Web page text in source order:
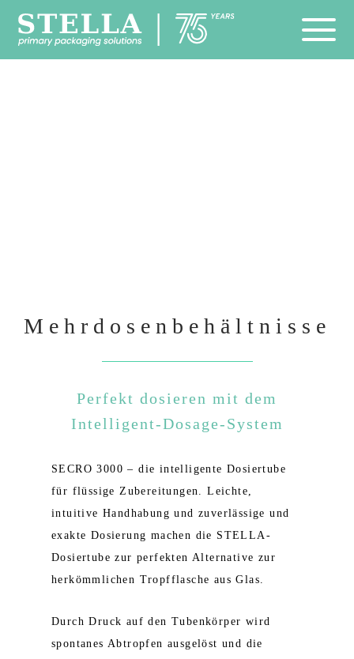
Mehrdosenbehältnisse
Perfekt dosieren mit dem
Intelligent-Dosage-System
SECRO 3000 – die intelligente Dosiertube
für flüssige Zubereitungen. Leichte,
intuitive Handhabung und zuverlässige und
exakte Dosierung machen die STELLA-
Dosiertube zur perfekten Alternative zur
herkömmlichen Tropfflasche aus Glas.
Durch Druck auf den Tubenkörper wird
spontanes Abtropfen ausgelöst und die